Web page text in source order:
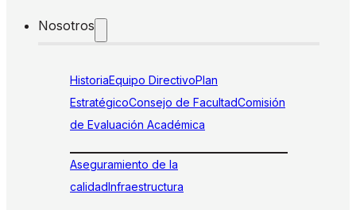
Nosotros
HistoriaEquipo DirectivoPlan
EstratégicoConsejo de FacultadComisión
de Evaluación Académica
Aseguramiento de la
calidadInfraestructura